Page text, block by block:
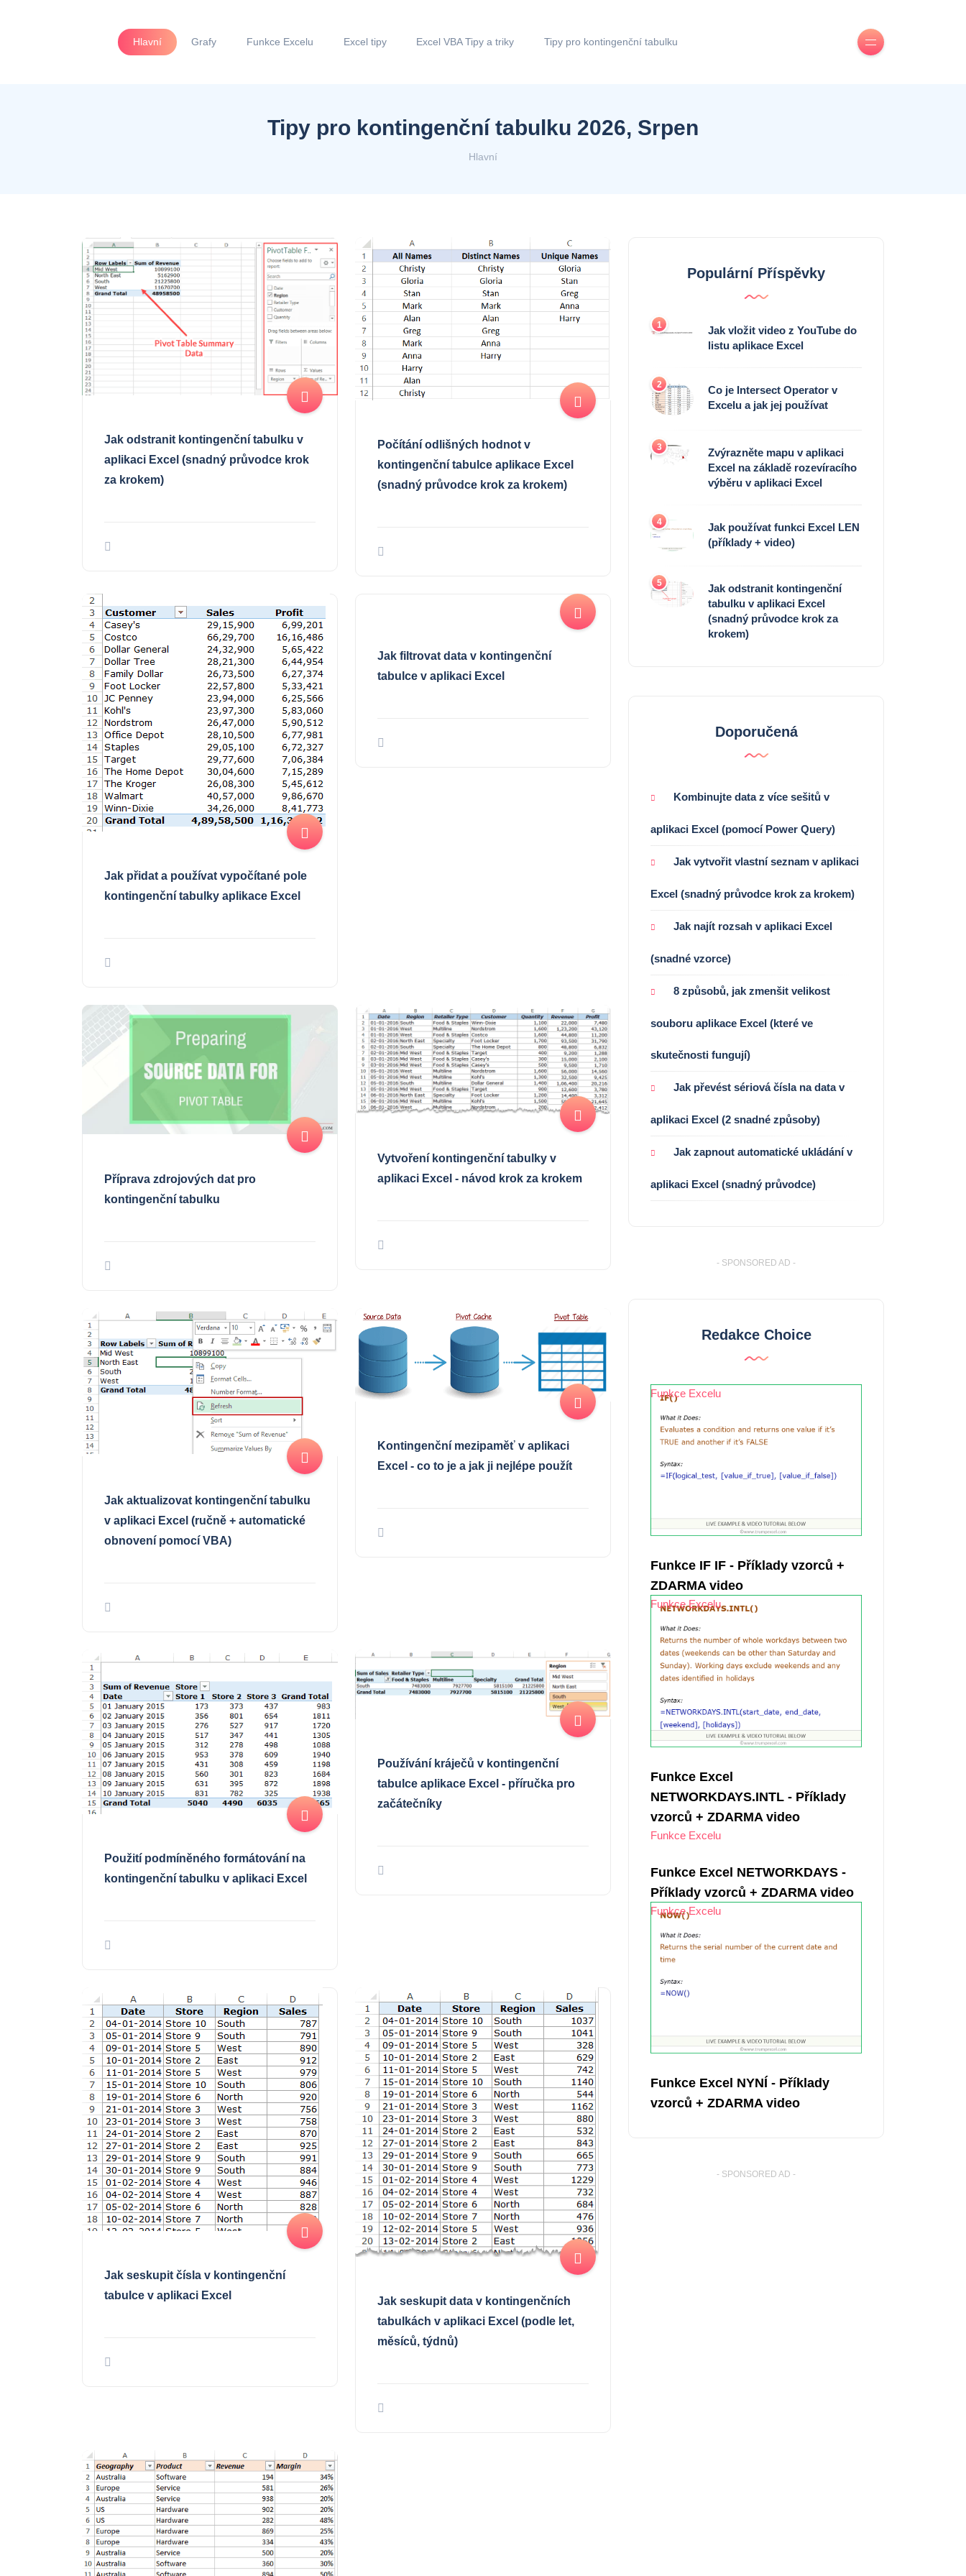
Hlavní Grafy Funkce Excelu Excel tipy Excel VBA Tipy a triky Tipy pro kontingenční tabulku
Tipy pro kontingenční tabulku 2026, Srpen
Hlavní
Jak odstranit kontingenční tabulku v
aplikaci Excel (snadný průvodce krok
za krokem)
Počítání odlišných hodnot v
kontingenční tabulce aplikace Excel
(snadný průvodce krok za krokem)
Jak přidat a používat vypočítané pole
kontingenční tabulky aplikace Excel
Jak filtrovat data v kontingenční
tabulce v aplikaci Excel
Příprava zdrojových dat pro
kontingenční tabulku
Vytvoření kontingenční tabulky v
aplikaci Excel - návod krok za krokem
Jak aktualizovat kontingenční tabulku
v aplikaci Excel (ručně + automatické
obnovení pomocí VBA)
Kontingenční mezipaměť v aplikaci
Excel - co to je a jak ji nejlépe použít
Použití podmíněného formátování na
kontingenční tabulku v aplikaci Excel
Používání kráječů v kontingenční
tabulce aplikace Excel - příručka pro
začátečníky
Jak seskupit čísla v kontingenční
tabulce v aplikaci Excel
Jak seskupit data v kontingenčních
tabulkách v aplikaci Excel (podle let,
měsíců, týdnů)
Populární Příspěvky
1
Jak vložit video z YouTube do
listu aplikace Excel
2
Co je Intersect Operator v
Excelu a jak jej používat
3
Zvýrazněte mapu v aplikaci
Excel na základě rozevíracího
výběru v aplikaci Excel
4
Jak používat funkci Excel LEN
(příklady + video)
5
Jak odstranit kontingenční
tabulku v aplikaci Excel
(snadný průvodce krok za
krokem)
Doporučená
Kombinujte data z více sešitů v
aplikaci Excel (pomocí Power Query)
Jak vytvořit vlastní seznam v aplikaci
Excel (snadný průvodce krok za krokem)
Jak najít rozsah v aplikaci Excel
(snadné vzorce)
8 způsobů, jak zmenšit velikost
souboru aplikace Excel (které ve
skutečnosti fungují)
Jak převést sériová čísla na data v
aplikaci Excel (2 snadné způsoby)
Jak zapnout automatické ukládání v
aplikaci Excel (snadný průvodce)
- SPONSORED AD -
Redakce Choice
Funkce Excelu
Funkce IF IF - Příklady vzorců +
ZDARMA video
Funkce Excelu
Funkce Excel
NETWORKDAYS.INTL - Příklady
vzorců + ZDARMA video
Funkce Excelu
Funkce Excel NETWORKDAYS -
Příklady vzorců + ZDARMA video
Funkce Excelu
Funkce Excel NYNÍ - Příklady
vzorců + ZDARMA video
- SPONSORED AD -